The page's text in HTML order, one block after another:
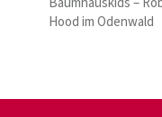
Hood im Odenwald